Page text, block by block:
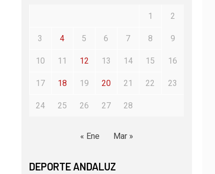
1 2
3 4 5 6 7 8 9
10 11 12 13 14 15 16
17 18 19 20 21 22 23
24 25 26 27 28
« Ene Mar »
DEPORTE ANDALUZ